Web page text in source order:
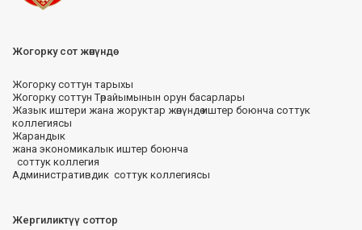
Жогорку сот жөнүндө
Жогорку соттун тарыхы
Жогорку соттун Төрайымынын орун басарлары
Жазык иштери жана жоруктар жөнүндө иштер боюнча соттук
коллегиясы
Жарандык
жана экономикалык иштер боюнча
соттук коллегия
Административдик соттук коллегиясы
Жергиликтүү соттор